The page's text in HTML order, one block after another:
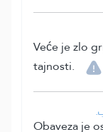
Veće je zlo
tajnosti.
Obaveza je